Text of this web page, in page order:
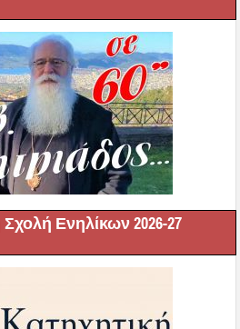
Ενηλίκων 2026-27